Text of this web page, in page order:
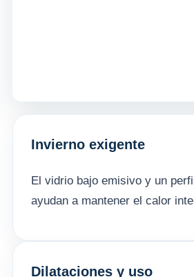
Invierno exigente
El vidrio bajo emisivo y un
ayudan a mantener el calor
Dilataciones y uso